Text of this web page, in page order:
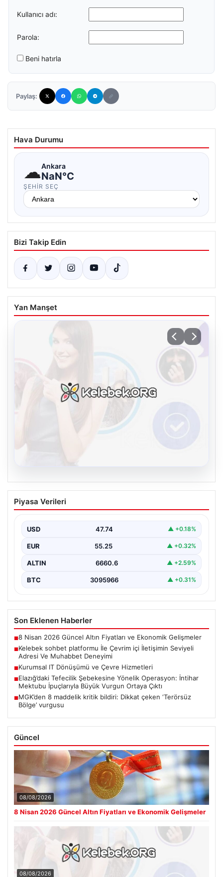
Kullanıcı adı:
Parola:
Beni hatırla
Paylaş:
Hava Durumu
☁Ankara
NaN°C
ŞEHIR SEÇ
Bizi Takip Edin
Yan Manşet
Kelebek sohbet platformu İle Çevrim içi
İletişimin Seviyeli Adresi Ve Muhabbet
İnternet ortamında insanların seviyeli bir şekilde irtibat
çeşitli…
Piyasa Verileri
USD 47.74 ▲ +0.18%
EUR 55.25 ▲ +0.32%
ALTIN 6660.6 ▲ +2.59%
BTC 3095966 ▲ +0.31%
Son Eklenen Haberler
■8 Nisan 2026 Güncel Altın Fiyatları ve Ekonomik Gelişmeler
■Kelebek sohbet platformu İle Çevrim içi İletişimin Seviyeli
Adresi Ve Muhabbet Deneyimi
■Kurumsal IT Dönüşümü ve Çevre Hizmetleri
■Elazığ’daki Tefecilik Şebekesine Yönelik Operasyon: İntihar
Mektubu İpuçlarıyla Büyük Vurgun Ortaya Çıktı
■MGK’den 8 maddelik kritik bildiri: Dikkat çeken ‘Terörsüz
Bölge’ vurgusu
Güncel
08/08/2026
8 Nisan 2026 Güncel Altın Fiyatları ve Ekonomik Gelişmeler
08/08/2026